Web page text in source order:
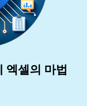
엑셀의 마법